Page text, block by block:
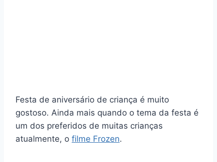
Festa de aniversário de criança é muito
gostoso. Ainda mais quando o tema da festa é
um dos preferidos de muitas crianças
atualmente, o filme Frozen.